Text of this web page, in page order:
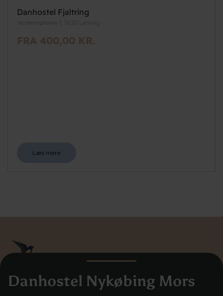
Danhostel Nykøbing Mors
Danhostel Fjaltring
Vestermøllevej 7, 7620 Lemvig
FRA 400,00 KR.
Læs mere
Danhostel Danmarks Vandrerhjem